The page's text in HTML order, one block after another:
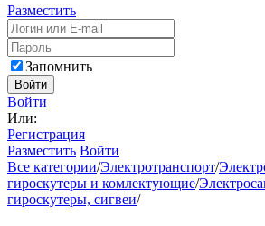
Разместить
Запомнить
Войти
Войти
Или:
Регистрация
Разместить Войти
Все категории/Электротранспорт/
гироскутеры и комлектующие/
гироскутеры, сигвеи/